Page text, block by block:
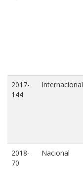
2017-
144
Internacional
2018-
70
Nacional